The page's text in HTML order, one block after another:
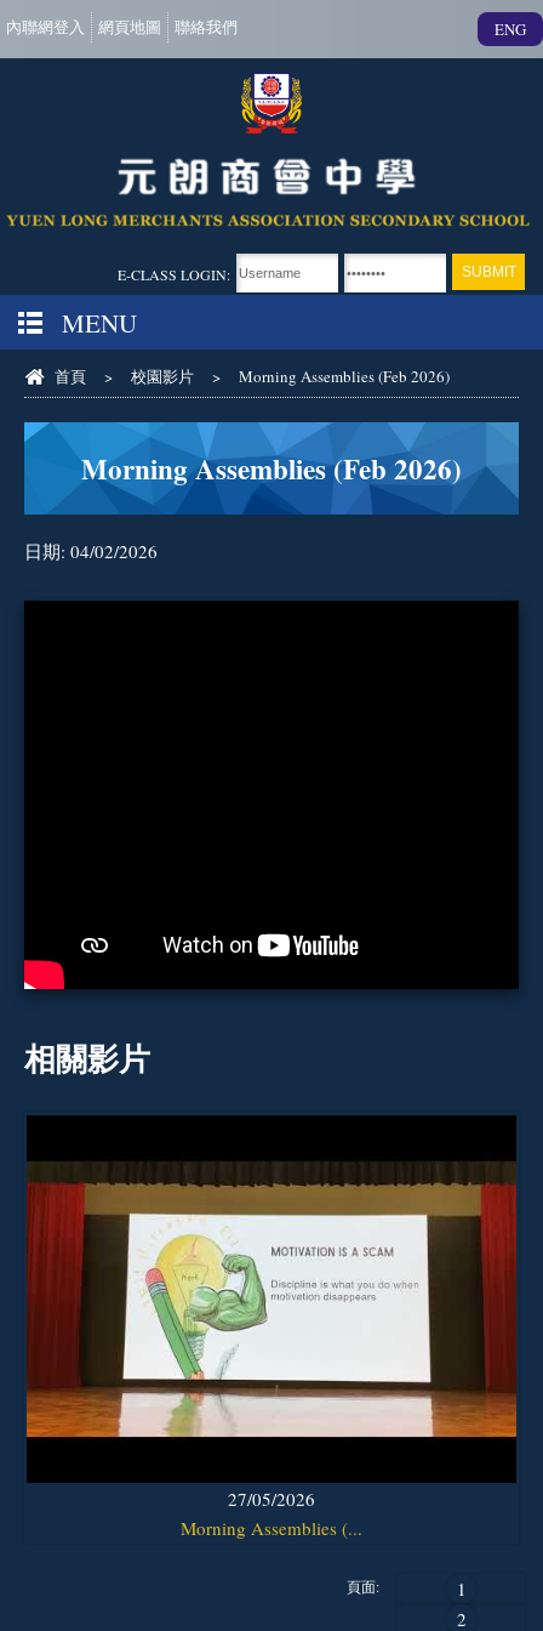
內聯網登入 網頁地圖 聯絡我們 ENG
E-CLASS LOGIN:
MENU
首頁 > 校園影片 > Morning Assemblies (Feb 2026)
Morning Assemblies (Feb 2026)
日期: 04/02/2026
相關影片
27/05/2026
Morning Assemblies (...
頁面:
1
2